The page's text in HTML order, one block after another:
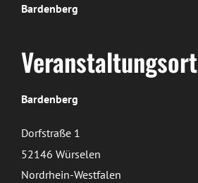
Bardenberg
Veranstaltungsort
Bardenberg
Dorfstraße 1
52146 Würselen
Nordrhein-Westfalen